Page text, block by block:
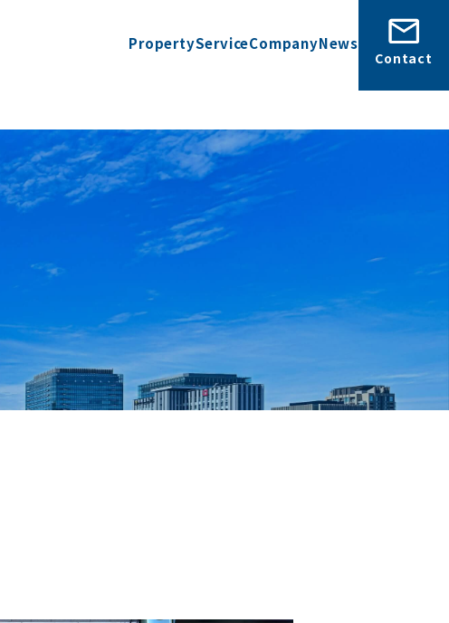
PropertyServiceCompanyNews
Contact